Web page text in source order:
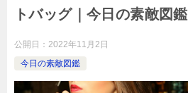
トバッグ｜今日の素敵図鑑
公開日： 2022年11月2日
今日の素敵図鑑